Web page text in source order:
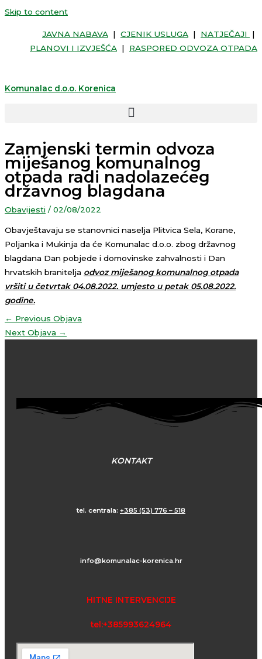
Skip to content
JAVNA NABAVA | CJENIK USLUGA | NATJEČAJI
|
PLANOVI I IZVJEŠĆA | RASPORED ODVOZA OTPADA
Komunalac d.o.o. Korenica
Zamjenski termin odvoza
miješanog komunalnog
otpada radi nadolazećeg
državnog blagdana
Obavijesti /02/08/2022
Obavještavaju se stanovnici naselja Plitvica Sela, Korane,
Poljanka i Mukinja da će Komunalac d.o.o. zbog državnog
blagdana Dan pobjede i domovinske zahvalnosti i Dan
hrvatskih branitelja odvoz miješanog komunalnog otpada
vršiti u četvrtak 04.08.2022. umjesto u petak 05.08.2022.
godine.
← Previous Objava
Next Objava →
KONTAKT
tel. centrala: +385 (53) 776 – 518
info@komunalac-korenica.hr
HITNE INTERVENCIJE
tel:+385993624964